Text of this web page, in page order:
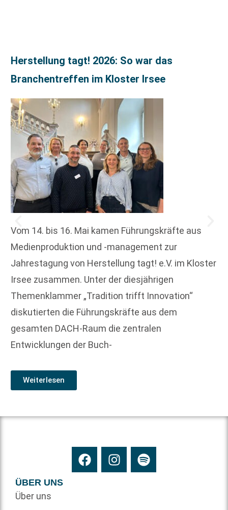
Herstellung tagt! 2026: So war das
Branchentreffen im Kloster Irsee
Vom 14. bis 16. Mai kamen Führungskräfte aus
Medienproduktion und -management zur
Jahrestagung von Herstellung tagt! e.V. im Kloster
Irsee zusammen. Unter der diesjährigen
Themenklammer „Tradition trifft Innovation“
diskutierten die Führungskräfte aus dem
gesamten DACH-Raum die zentralen
Entwicklungen der Buch-
Weiterlesen
ÜBER UNS
Über uns